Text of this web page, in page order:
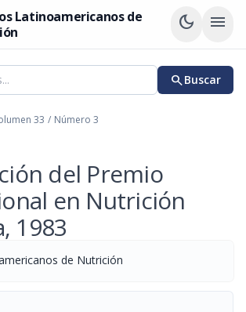
Latinoamericanos de
dark_mode menu
searchBuscar
33 / Número 3
del Premio
en Nutrición
1983
de Nutrición